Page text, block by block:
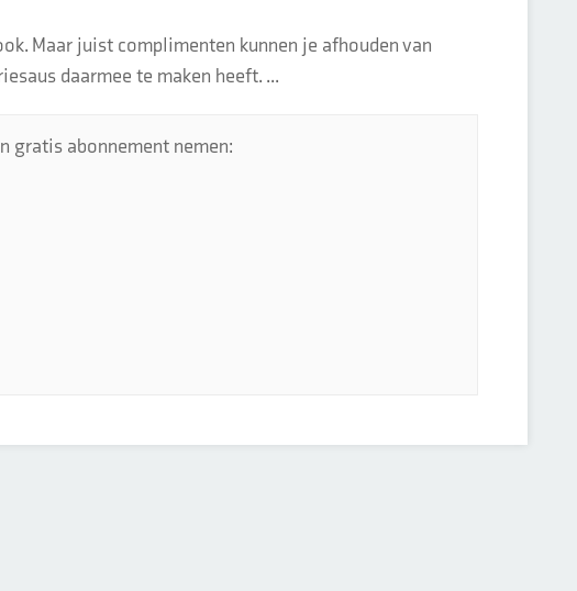
Maar juist complimenten kunnen je afhouden van
daarmee te maken heeft. ...
gratis abonnement nemen: